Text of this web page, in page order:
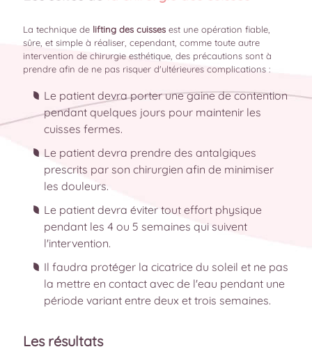
La technique de lifting des cuisses est une opération fiable,
sûre, et simple à réaliser, cependant, comme toute autre
intervention de chirurgie esthétique, des précautions sont à
prendre afin de ne pas risquer d'ultérieures complications :
Le patient devra porter une gaine de contention
pendant quelques jours pour maintenir les
cuisses fermes.
Le patient devra prendre des antalgiques
prescrits par son chirurgien afin de minimiser
les douleurs.
Le patient devra éviter tout effort physique
pendant les 4 ou 5 semaines qui suivent
l'intervention.
Il faudra protéger la cicatrice du soleil et ne pas
la mettre en contact avec de l'eau pendant une
période variant entre deux et trois semaines.
Les résultats